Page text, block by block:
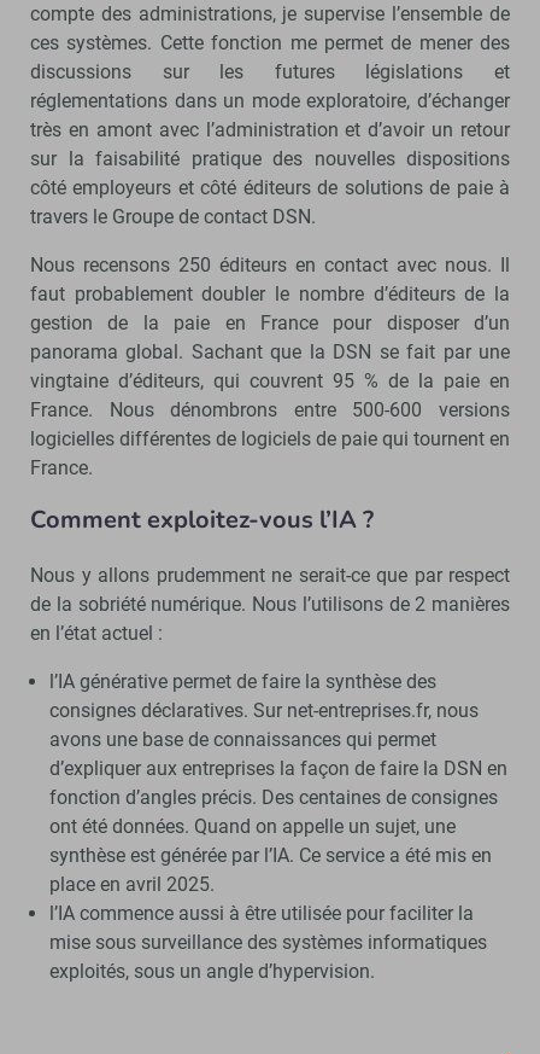
compte des administrations, je supervise l’ensemble de
ces systèmes. Cette fonction me permet de mener des
discussions sur les futures législations et
réglementations dans un mode exploratoire, d’échanger
très en amont avec l’administration et d’avoir un retour
sur la faisabilité pratique des nouvelles dispositions
côté employeurs et côté éditeurs de solutions de paie à
travers le Groupe de contact DSN.
Nous recensons 250 éditeurs en contact avec nous. Il
faut probablement doubler le nombre d’éditeurs de la
gestion de la paie en France pour disposer d’un
panorama global. Sachant que la DSN se fait par une
vingtaine d’éditeurs, qui couvrent 95 % de la paie en
France. Nous dénombrons entre 500-600 versions
logicielles différentes de logiciels de paie qui tournent en
France.
Comment exploitez-vous l’IA ?
Nous y allons prudemment ne serait-ce que par respect
de la sobriété numérique. Nous l’utilisons de 2 manières
en l’état actuel :
l’IA générative permet de faire la synthèse des
consignes déclaratives. Sur net-entreprises.fr, nous
avons une base de connaissances qui permet
d’expliquer aux entreprises la façon de faire la DSN en
fonction d’angles précis. Des centaines de consignes
ont été données. Quand on appelle un sujet, une
synthèse est générée par l’IA. Ce service a été mis en
place en avril 2025.
l’IA commence aussi à être utilisée pour faciliter la
mise sous surveillance des systèmes informatiques
exploités, sous un angle d’hypervision.